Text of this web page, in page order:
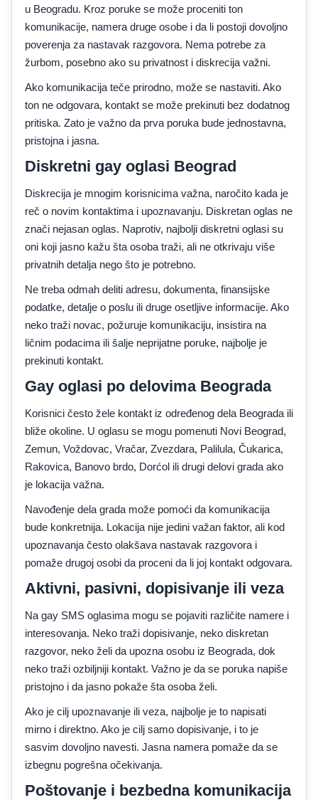
u Beogradu. Kroz poruke se može proceniti ton
komunikacije, namera druge osobe i da li postoji dovoljno
poverenja za nastavak razgovora. Nema potrebe za
žurbom, posebno ako su privatnost i diskrecija važni.
Ako komunikacija teče prirodno, može se nastaviti. Ako
ton ne odgovara, kontakt se može prekinuti bez dodatnog
pritiska. Zato je važno da prva poruka bude jednostavna,
pristojna i jasna.
Diskretni gay oglasi Beograd
Diskrecija je mnogim korisnicima važna, naročito kada je
reč o novim kontaktima i upoznavanju. Diskretan oglas ne
znači nejasan oglas. Naprotiv, najbolji diskretni oglasi su
oni koji jasno kažu šta osoba traži, ali ne otkrivaju više
privatnih detalja nego što je potrebno.
Ne treba odmah deliti adresu, dokumenta, finansijske
podatke, detalje o poslu ili druge osetljive informacije. Ako
neko traži novac, požuruje komunikaciju, insistira na
ličnim podacima ili šalje neprijatne poruke, najbolje je
prekinuti kontakt.
Gay oglasi po delovima Beograda
Korisnici često žele kontakt iz određenog dela Beograda ili
bliže okoline. U oglasu se mogu pomenuti Novi Beograd,
Zemun, Voždovac, Vračar, Zvezdara, Palilula, Čukarica,
Rakovica, Banovo brdo, Dorćol ili drugi delovi grada ako
je lokacija važna.
Navođenje dela grada može pomoći da komunikacija
bude konkretnija. Lokacija nije jedini važan faktor, ali kod
upoznavanja često olakšava nastavak razgovora i
pomaže drugoj osobi da proceni da li joj kontakt odgovara.
Aktivni, pasivni, dopisivanje ili veza
Na gay SMS oglasima mogu se pojaviti različite namere i
interesovanja. Neko traži dopisivanje, neko diskretan
razgovor, neko želi da upozna osobu iz Beograda, dok
neko traži ozbiljniji kontakt. Važno je da se poruka napiše
pristojno i da jasno pokaže šta osoba želi.
Ako je cilj upoznavanje ili veza, najbolje je to napisati
mirno i direktno. Ako je cilj samo dopisivanje, i to je
sasvim dovoljno navesti. Jasna namera pomaže da se
izbegnu pogrešna očekivanja.
Poštovanje i bezbedna komunikacija